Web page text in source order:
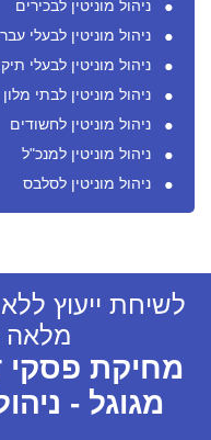
ניהול מוניטין לבכירים
ניהול מוניטין לבעלי עבר
ניהול מוניטין לבעלי
ניהול מוניטין לבתי מלון
ניהול מוניטין לחשודים
ניהול מוניטין למנכ"ל
ניהול מוניטין לסלבס
לשיחת ייעוץ ללא
מלאה
מחיקת פסקי
מגוגל -